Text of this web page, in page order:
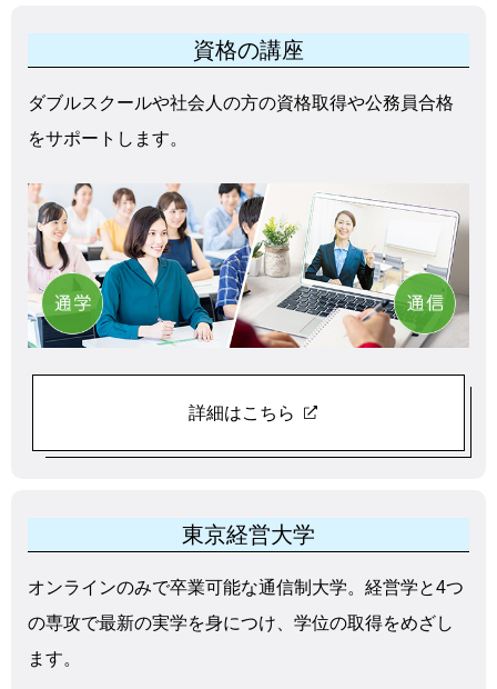
資格の講座
ダブルスクールや社会人の方の資格取得や公務員合格
をサポートします。
詳細はこちら
東京経営大学
オンラインのみで卒業可能な通信制大学。経営学と4つ
の専攻で最新の実学を身につけ、学位の取得をめざし
ます。